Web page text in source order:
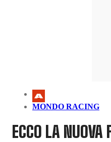
MONDO RACING
ECCO LA NUOVA